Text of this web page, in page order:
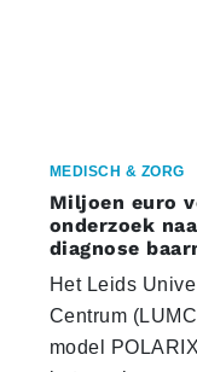
MEDISCH & ZORG
Miljoen euro
onderzoek
diagnose
Het Leids
Centrum
model